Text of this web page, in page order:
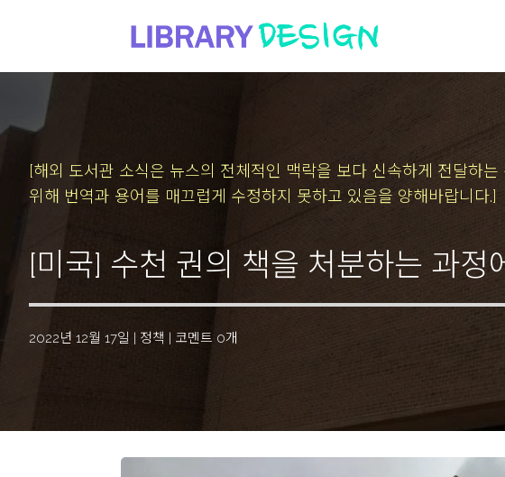
[해외 도서관 소식은 뉴스의 전체적인 맥락을 보다 신속하게 전달하
위해 번역과 용어를 매끄럽게 수정하지 못하고 있음을 양해바랍니다.]
[미국] 수천 권의 책을 처분하는 과정
2022년 12월 17일 | 정책 | 코멘트 0개